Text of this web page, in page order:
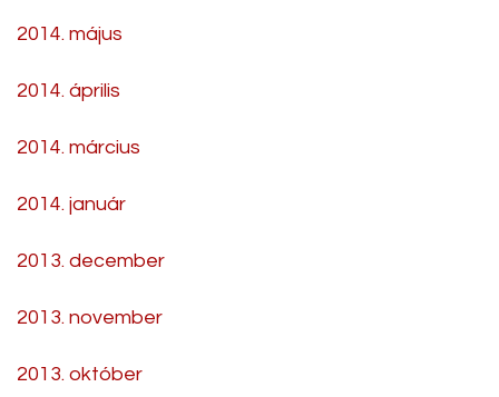
2014. május
2014. április
2014. március
2014. január
2013. december
2013. november
2013. október